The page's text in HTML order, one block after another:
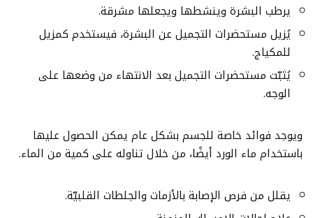
يرطب البشرة وينشطها ويجعلها مشرقة.
يُزيل مستحضرات التجميل عن البشرة، فيستخدم كمزيل
للمكياج.
يُثبّت مستحضرات التجميل بعد الانتهاء من وضعها على
الوجه.
ويوجد فوائد خاصة للجسم بشكل عام يمكن الحصول عليها
باستخدام ماء الورد أيضًا، من خلال تناوله على كمية من الماء.
يقلل من فرص الإصابة بالأزمات والجلطات القلبيّة.